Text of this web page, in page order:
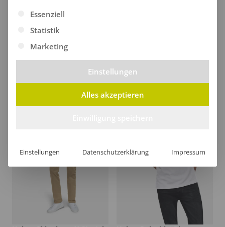
Kundenprojekte
Kombi Produkte
Es folgt eine Liste der Service-Gruppen, für die eine
Essenziell
Statistik
Marketing
Einstellungen
Alles akzeptieren
Einstellungen Datenschutzerklärung Impressum